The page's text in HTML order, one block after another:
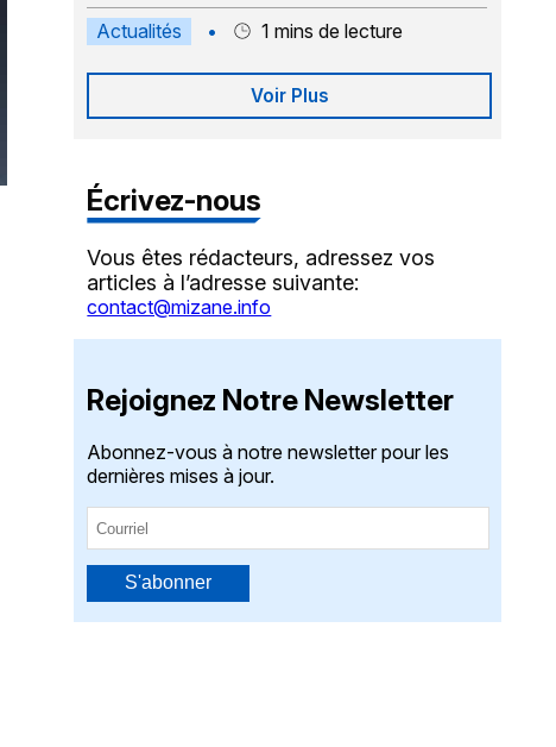
Actualités • 1 mins de lecture
Voir Plus
Écrivez-nous
Vous êtes rédacteurs, adressez vos
articles à l’adresse suivante:
contact@mizane.info
Rejoignez Notre Newsletter
Abonnez-vous à notre newsletter pour les
dernières mises à jour.
S'abonner